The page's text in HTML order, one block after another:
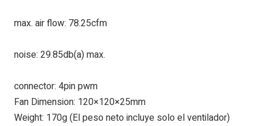
max. air flow: 78.25cfm
noise: 29.85db(a) max.
connector: 4pin pwm
Fan Dimension: 120×120×25mm
Weight: 170g (El peso neto incluye solo el ventilador)